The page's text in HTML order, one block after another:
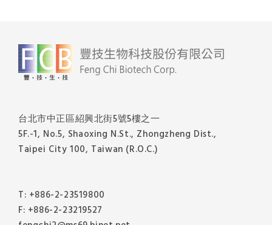
台北市中正區紹興北街5號5樓之一
5F.-1, No.5, Shaoxing N.St., Zhongzheng Dist.,
Taipei City 100, Taiwan (R.O.C.)
T: +886-2-23519800
F: +886-2-23219527